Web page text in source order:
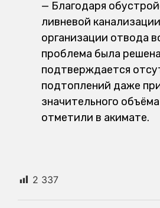
— Благодаря
ливневой
организации отвода
проблема была
подтверждается
подтоплений даже
значительного
отметили в акимате.
2 337